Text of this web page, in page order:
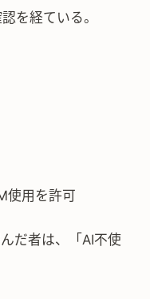
を経ている。
使用を許可
だ者は、「AI不使